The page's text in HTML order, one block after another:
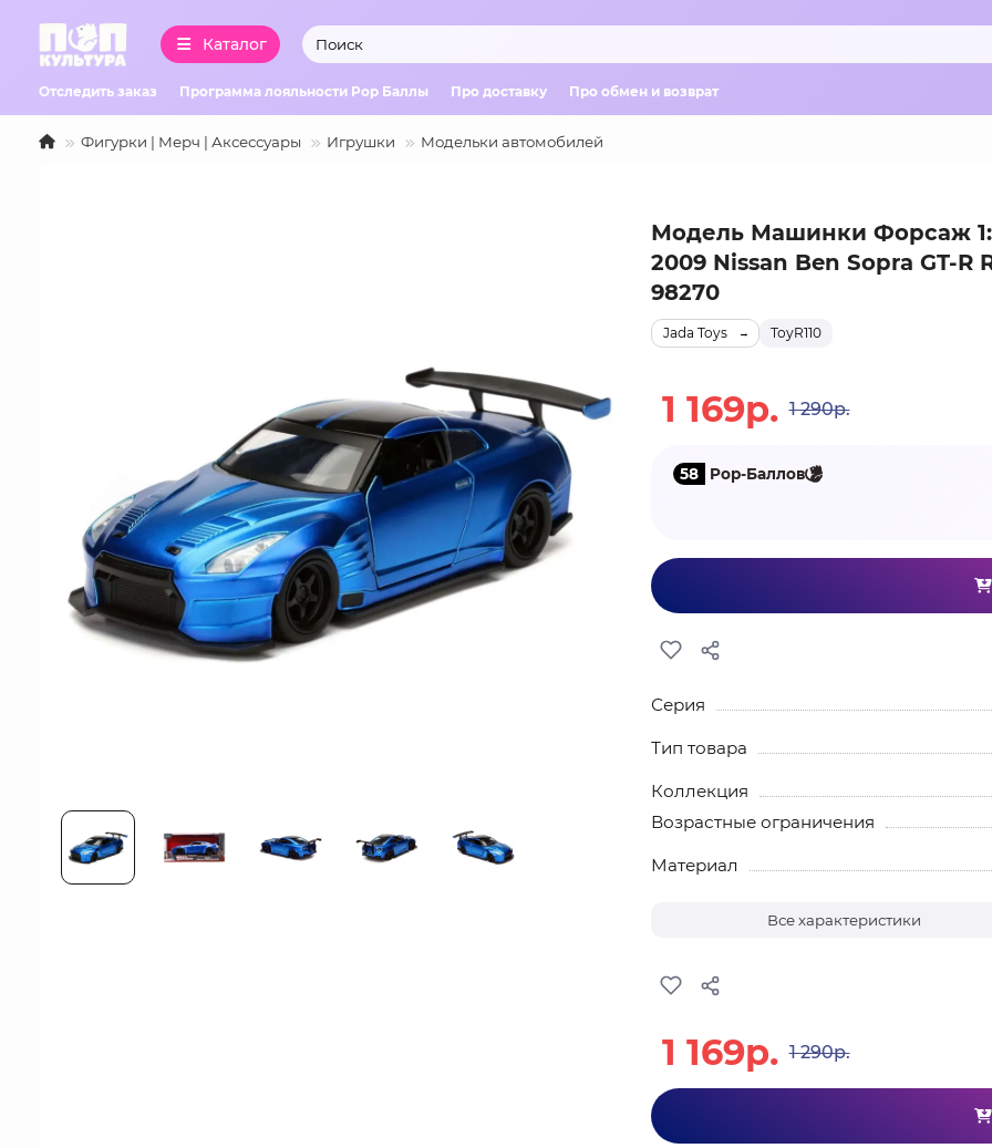
Каталог
Отследить заказ Программа лояльности Pop Баллы Про доставку Про обмен и возврат
Фигурки | Мерч | Аксессуары Игрушки Модельки автомобилей
Модель Машинки Форсаж
2009 Nissan Ben Sopra GT-R
98270
ТоуR110
Jada Toys
1 169р. 1 290р.
58 Pop-Баллов
Серия
Тип товара
Коллекция
Возрастные ограничения
Материал
Все характеристики
1 169р. 1 290р.